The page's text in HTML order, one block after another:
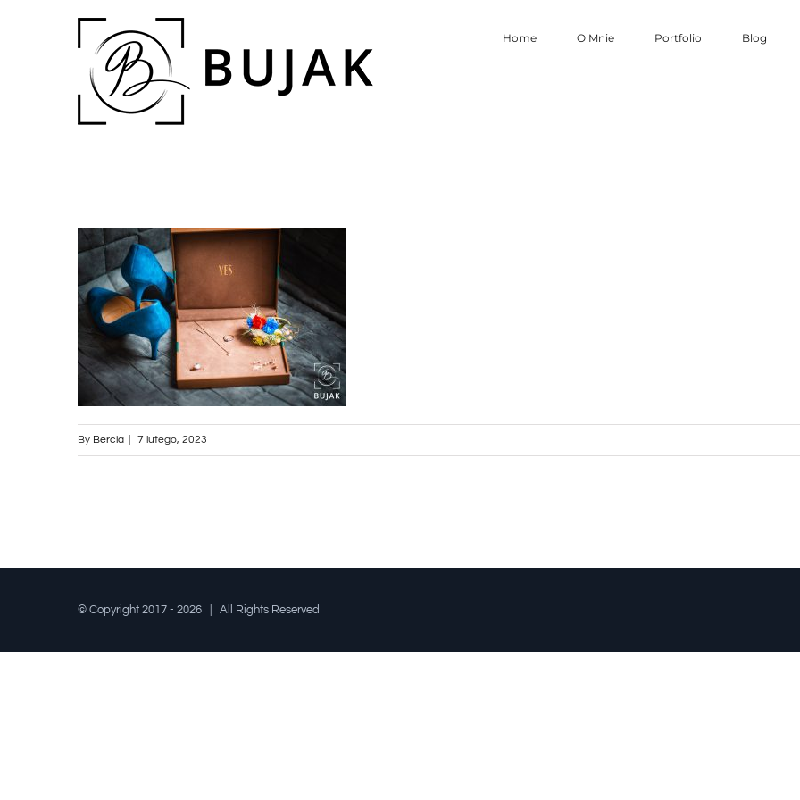
Home O Mnie Portfolio Blog
By Bercia 7 lutego, 2023
© Copyright 2017 - 2026 | All Rights Reserved